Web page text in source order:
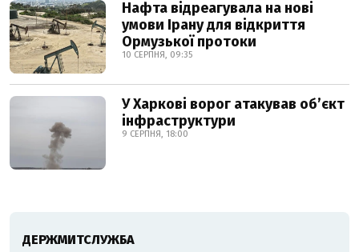
Нафта відреагувала на нові
умови Ірану для відкриття
Ормузької протоки
10 СЕРПНЯ, 09:35
У Харкові ворог атакував обʼєкт
інфраструктури
9 СЕРПНЯ, 18:00
ДЕРЖМИТСЛУЖБА